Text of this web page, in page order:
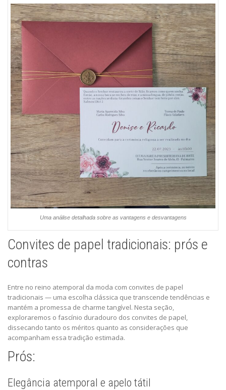
Uma análise detalhada sobre as vantagens e desvantagens
Convites de papel tradicionais: prós e
contras
Entre no reino atemporal da moda com convites de papel
tradicionais — uma escolha clássica que transcende tendências e
mantém a promessa de charme tangível. Nesta seção,
exploraremos o fascínio duradouro dos convites de papel,
dissecando tanto os méritos quanto as considerações que
acompanham essa tradição estimada.
Prós:
Elegância atemporal e apelo tátil